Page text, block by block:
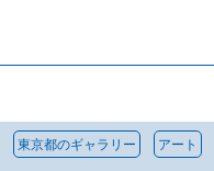
東京都のギャラリー アート